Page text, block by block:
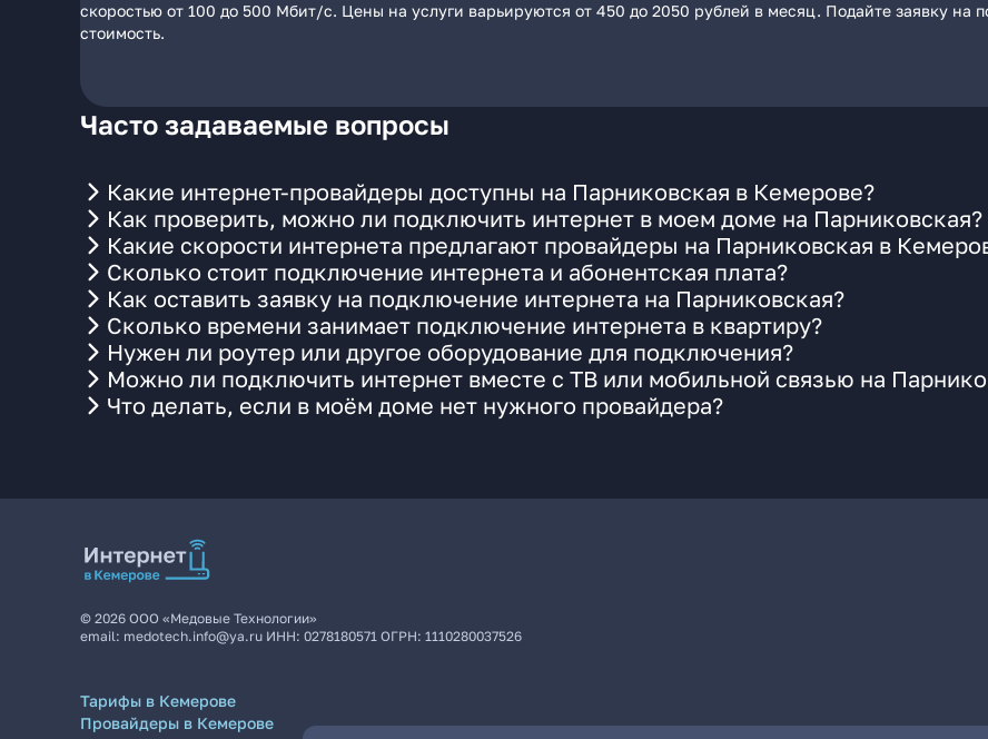
скоростью от 100 до 500 Мбит/с. Цены на услуги варьируются от 450 до 2050 рублей в месяц. Подайте заявку на
стоимость.
Часто задаваемые вопросы
Какие интернет-провайдеры доступны на Парниковская в Кемерове?
Как проверить, можно ли подключить интернет в моем доме на Парниковская?
Какие скорости интернета предлагают провайдеры на Парниковская в
Сколько стоит подключение интернета и абонентская плата?
Как оставить заявку на подключение интернета на Парниковская?
Сколько времени занимает подключение интернета в квартиру?
Нужен ли роутер или другое оборудование для подключения?
Можно ли подключить интернет вместе с ТВ или мобильной связью на
Что делать, если в моём доме нет нужного провайдера?
© 2026 ООО «Медовые Технологии»
email: medotech.info@ya.ru ИНН: 0278180571 ОГРН: 1110280037526
Тарифы в Кемерове
Провайдеры в Кемерове